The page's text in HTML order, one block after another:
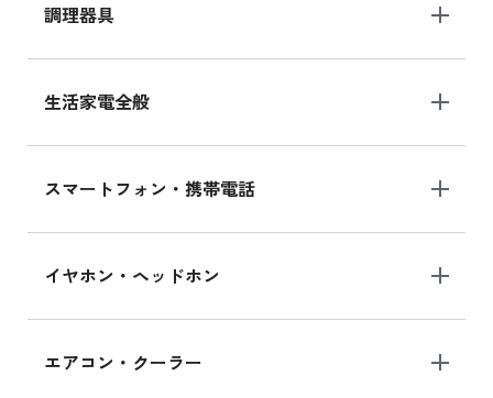
調理器具
生活家電全般
スマートフォン・携帯電話
イヤホン・ヘッドホン
エアコン・クーラー